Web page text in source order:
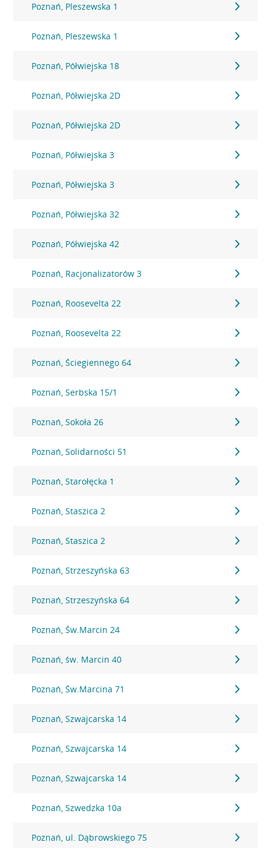
Poznań, Pleszewska 1
Poznań, Pleszewska 1
Poznań, Półwiejska 18
Poznań, Półwiejska 2D
Poznań, Półwiejska 2D
Poznań, Półwiejska 3
Poznań, Półwiejska 3
Poznań, Półwiejska 32
Poznań, Półwiejska 42
Poznań, Racjonalizatorów 3
Poznań, Roosevelta 22
Poznań, Roosevelta 22
Poznań, Ściegiennego 64
Poznań, Serbska 15/1
Poznań, Sokoła 26
Poznań, Solidarności 51
Poznań, Starołęcka 1
Poznań, Staszica 2
Poznań, Staszica 2
Poznań, Strzeszyńska 63
Poznań, Strzeszyńska 64
Poznań, Św.Marcin 24
Poznań, św. Marcin 40
Poznań, Św.Marcina 71
Poznań, Szwajcarska 14
Poznań, Szwajcarska 14
Poznań, Szwajcarska 14
Poznań, Szwedzka 10a
Poznań, ul. Dąbrowskiego 75